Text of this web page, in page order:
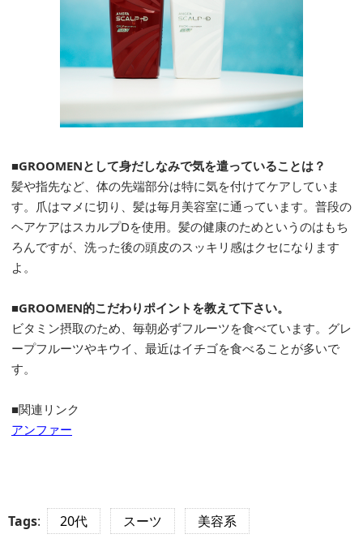
■GROOMENとして身だしなみで気を遣っていることは？
髪や指先など、体の先端部分は特に気を付けてケアしていま
す。爪はマメに切り、髪は毎月美容室に通っています。普段の
ヘアケアはスカルプDを使用。髪の健康のためというのはもち
ろんですが、洗った後の頭皮のスッキリ感はクセになります
よ。
■GROOMEN的こだわりポイントを教えて下さい。
ビタミン摂取のため、毎朝必ずフルーツを食べています。グレ
ープフルーツやキウイ、最近はイチゴを食べることが多いで
す。
■関連リンク
アンファー
Tags: 20代 スーツ 美容系